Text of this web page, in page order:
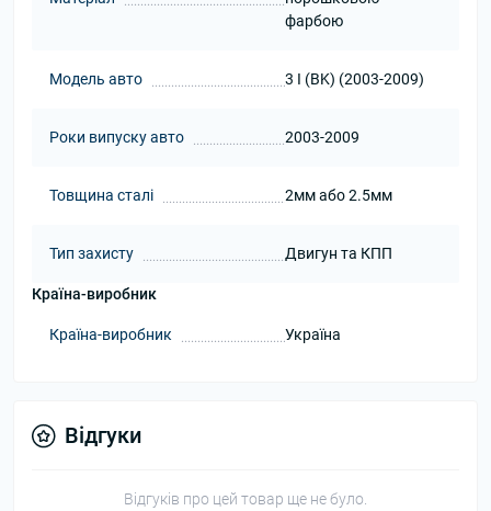
фарбою
Модель авто 3 I (BK) (2003-2009)
Роки випуску авто 2003-2009
Товщина сталі 2мм або 2.5мм
Тип захисту Двигун та КПП
Країна-виробник
Країна-виробник Україна
Відгуки
Відгуків про цей товар ще не було.